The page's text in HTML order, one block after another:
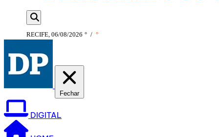
RECIFE, 06/08/2026 ° / °
Fechar
DIGITAL